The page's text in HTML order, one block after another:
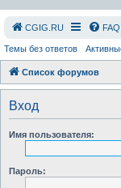
СGIG.RU FAQ
Темы без ответов
Список форумов
Вход
Имя пользователя:
Пароль: